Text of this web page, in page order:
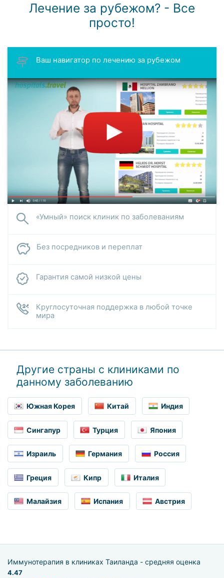
Лечение за рубежом? - Все
просто!
Ваш навигатор по лечению за рубежом
«Умный» поиск клиник по заболеваниям
Без посредников и переплат
Гарантия самой низкой цены
Круглосуточная поддержка в любой точке
мира
Другие страны с клиниками по
данному заболеванию
Южная Корея Китай Индия
Сингапур Турция Япония
Израиль Германия Россия
Греция Кипр Италия
Малайзия Испания Австрия
Иммунотерапия в клиниках Таиланда - средняя оценка
4.47